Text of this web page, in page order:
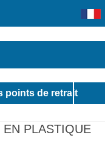
points de retrait
PLASTIQUE